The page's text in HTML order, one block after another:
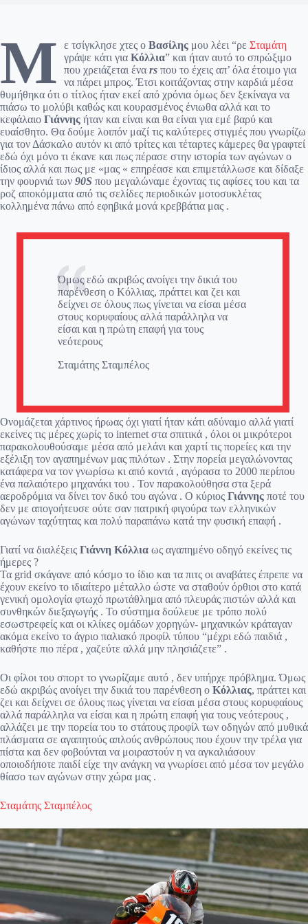
Μ ε τσίγκλησε χτες ο Βασίλης μου λέει “ρε Σταμάτη
γράψε κάτι για Κόλλια” και ήταν αυτό το σπρώξιμο
που χρειάζεται ένα rs που το έχεις απ’ όλα έτοιμο για
να πάρει μπρος. Έτσι κοιτάζοντας στην καρδιά μέσα
θυμήθηκα ότι ο τίτλος ήταν εκεί από χρόνια όμως δεν ξεκίναγα να
πιάσω το μολύβι καθώς και κουρασμένος ένιωθα αλλά και το
κεφάλαιο Γιάννης ήταν και είναι και θα είναι για εμέ βαρύ και
ευαίσθητο. Θα δούμε λοιπόν μαζί τις καλύτερες στιγμές που γνωρίζω
για τον Δάσκαλο αυτόν κι από τρίτες και τέταρτες κάμερες θα γραφτεί
εδώ όχι μόνο τι έκανε και πως πέρασε στην ιστορία των αγώνων ο
ίδιος αλλά και πως με «μας « επηρέασε και επιμετάλλωσε και δίδαξε
την φουρνιά των 90S που μεγαλώναμε έχοντας τις αφίσες του και τα
ροζ αποκόμματα από τις σελίδες περιοδικών μοτοσυκλέτας
κολλημένα πάνω από εφηβικά μονά κρεββάτια μας .
Όμως εδώ ακριβώς ανοίγει την δικιά του
παρένθεση ο Κόλλιας, πράττει και ζει και
δείχνει σε όλους πως γίνεται να είσαι μέσα
στους κορυφαίους αλλά παράλληλα να
είσαι και η πρώτη επαφή για τους
νεότερους
Σταμάτης Σταμπέλος
Ονομάζεται χάρτινος ήρωας όχι γιατί ήταν κάτι αδύναμο αλλά γιατί
εκείνες τις μέρες χωρίς το internet στα σπιτικά , όλοι οι μικρότεροι
παρακολουθούσαμε μέσα από μελάνι και χαρτί τις πορείες και την
εξέλιξη τον αγαπημένων μας πιλότων . Στην πορεία μεγαλώνοντας
κατάφερα να τον γνωρίσω κι από κοντά , αγόρασα το 2000 περίπου
ένα παλαιότερο μηχανάκι του . Τον παρακολούθησα στα ξερά
αεροδρόμια να δίνει τον δικό του αγώνα . Ο κύριος Γιάννης ποτέ του
δεν με απογοήτευσε ούτε σαν πατρική φιγούρα των ελληνικών
αγώνων ταχύτητας και πολύ παραπάνω κατά την φυσική επαφή .
Γιατί να διαλέξεις Γιάννη Κόλλια ως αγαπημένο οδηγό εκείνες τις
ήμερες ?
Τα grid σκάγανε από κόσμο το ίδιο και τα πιτς οι αναβάτες έπρεπε να
έχουν εκείνο το ιδιαίτερο μέταλλο ώστε να σταθούν όρθιοι στο κατά
γενική ομολογία φτωχό πρωτάθλημα από πλευράς πιστών αλλά και
συνθηκών διεξαγωγής . Το σύστημα δούλευε με τρόπο πολύ
εσωστρεφείς και οι κλίκες ομάδων χορηγών- μηχανικών κράταγαν
ακόμα εκείνο το άγριο παλιακό προφίλ τύπου “μέχρι εδώ παιδιά ,
καθήστε πιο πέρα , χαζεύτε αλλά μην πλησιάζετε” .
Οι φίλοι του σπορτ το γνωρίζαμε αυτό , δεν υπήρχε πρόβλημα. Όμως
εδώ ακριβώς ανοίγει την δικιά του παρένθεση ο Κόλλιας, πράττει και
ζει και δείχνει σε όλους πως γίνεται να είσαι μέσα στους κορυφαίους
αλλά παράλληλα να είσαι και η πρώτη επαφή για τους νεότερους ,
αλλάζει με την πορεία του το στάτους προφίλ των οδηγών από μυθικά
πλάσματα σε αγαπητούς απλούς ανθρώπους που έχουν την τρέλα για
πίστα και δεν φοβούνται να μοιραστούν η να αγκαλιάσουν
οποιοδήποτε παιδί είχε την ανάγκη να γνωρίσει από μέσα τον μεγάλο
θίασο των αγώνων στην χώρα μας .
Σταμάτης Σταμπέλος